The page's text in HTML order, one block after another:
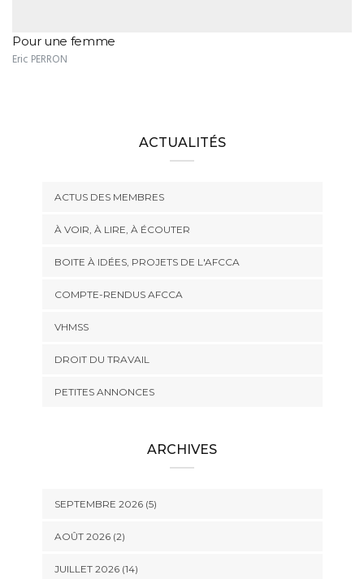
Pour une femme
Eric PERRON
ACTUALITÉS
ACTUS DES MEMBRES
À VOIR, À LIRE, À ÉCOUTER
BOITE À IDÉES, PROJETS DE L'AFCCA
COMPTE-RENDUS AFCCA
VHMSS
DROIT DU TRAVAIL
PETITES ANNONCES
ARCHIVES
SEPTEMBRE 2026 (5)
AOÛT 2026 (2)
JUILLET 2026 (14)